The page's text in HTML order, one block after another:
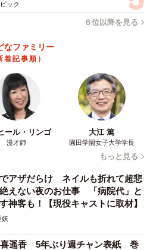
ック
６位以降を見る
なファミリー
着記事順）
ール・リンゴ
漫才師
大江 篤
園田学園女子大学学長
もっと見る
アザだらけ ネイルも折れて超悲
えない夜のお仕事 「病院代」と
神客も！【現役キャストに取材】
妖
喜遥香 5年ぶり週チャン表紙 巻